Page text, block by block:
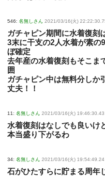
546: 名無しさん 2021/03/16(火)
ガチャピン期間に水着復刻
3末に干支の2人水着が素の
ぼ確定
去年産の水着復刻もそこま
囲
ガチャピン中は無料分しか
丈夫！！
11: 名無しさん 2021/03/16(火) 19:46:30.43
水着復刻はなしでも良いけ
本当盛り下がるわ
34: 名無しさん 2021/03/16(火) 19:54:49.24
石がひたすらに貯まる周年